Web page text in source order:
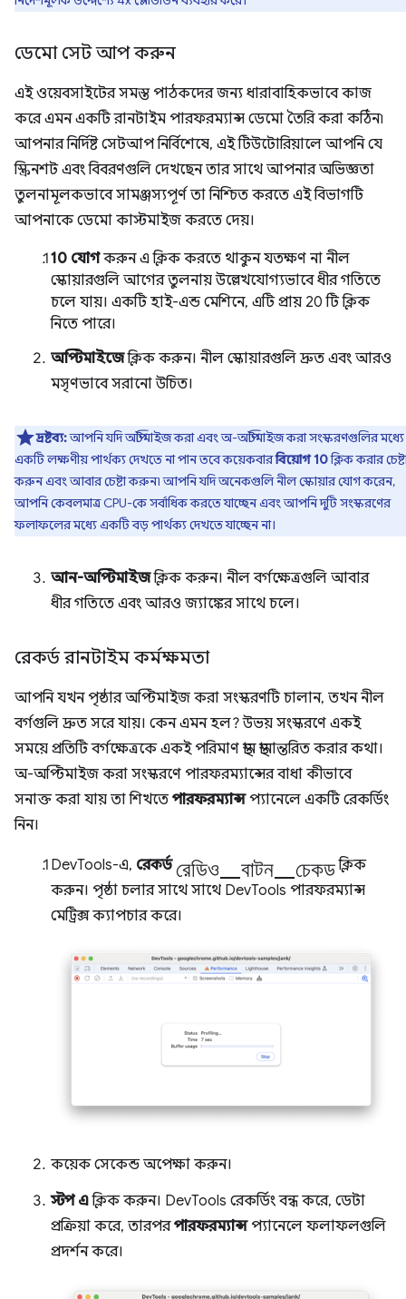
ডেমো সেট আপ করুন
এই ওয়েবসাইটের সমস্ত পাঠকদের জন্য ধারাবাহিকভাবে কাজ
করে এমন একটি রানটাইম পারফরম্যান্স ডেমো তৈরি করা কঠিন৷
আপনার নির্দিষ্ট সেটআপ নির্বিশেষে, এই টিউটোরিয়ালে আপনি যে
স্ক্রিনশট এবং বিবরণগুলি দেখছেন তার সাথে আপনার অভিজ্ঞতা
তুলনামূলকভাবে সামঞ্জস্যপূর্ণ তা নিশ্চিত করতে এই বিভাগটি
আপনাকে ডেমো কাস্টমাইজ করতে দেয়।
10 যোগকরুন এ ক্লিক করতে থাকুন যতক্ষণ না নীল
স্কোয়ারগুলি আগের তুলনায় উল্লেখযোগ্যভাবে ধীর গতিতে
চলে যায়। একটি হাই-এন্ড মেশিনে, এটি প্রায় 20 টি ক্লিক
নিতে পারে।
অপ্টিমাইজেক্লিক করুন। নীল স্কোয়ারগুলি দ্রুত এবং আরও
মসৃণভাবে সরানো উচিত।
দ্রষ্টব্য:আপনি যদি অপ্টিমাইজ করা এবং অ-অপ্টিমাইজ করা সংস্করণগুলির মধ্যে
একটি লক্ষণীয় পার্থক্য দেখতে না পান তবে কয়েকবারবিয়োগ 10ক্লিক করার
করুন এবং আবার চেষ্টা করুন৷ আপনি যদি অনেকগুলি নীল স্কোয়ার যোগ করেন,
আপনি কেবলমাত্র CPU-কে সর্বাধিক করতে যাচ্ছেন এবং আপনি দুটি সংস্করণের
ফলাফলের মধ্যে একটি বড় পার্থক্য দেখতে যাচ্ছেন না।
আন-অপ্টিমাইজক্লিক করুন। নীল বর্গক্ষেত্রগুলি আবার
ধীর গতিতে এবং আরও জ্যাঙ্কের সাথে চলে।
রেকর্ড রানটাইম কর্মক্ষমতা
আপনি যখন পৃষ্ঠার অপ্টিমাইজ করা সংস্করণটি চালান, তখন নীল
বর্গগুলি দ্রুত সরে যায়। কেন এমন হল? উভয় সংস্করণে একই
সময়ে প্রতিটি বর্গক্ষেত্রকে একই পরিমাণ স্থান স্থানান্তরিত করার কথা।
অ-অপ্টিমাইজ করা সংস্করণে পারফরম্যান্সের বাধা কীভাবে
সনাক্ত করা যায় তা শিখতে পারফরম্যান্সপ্যানেলে একটি রেকর্ডিং
নিন।
DevTools-এ, রেকর্ড রেডিও_বাটন_চেকডক্লিক
করুন। পৃষ্ঠা চলার সাথে সাথে DevTools পারফরম্যান্স
মেট্রিক্স ক্যাপচার করে।
কয়েক সেকেন্ড অপেক্ষা করুন।
স্টপ এক্লিক করুন। DevTools রেকর্ডিং বন্ধ করে, ডেটা
প্রক্রিয়া করে, তারপরপারফরম্যান্সপ্যানেলে ফলাফলগুলি
প্রদর্শন করে।